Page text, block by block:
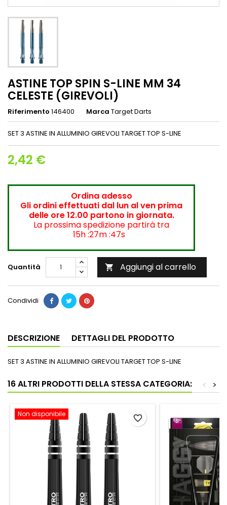
ASTINE TOP SPIN S-LINE MM 34
CELESTE (GIREVOLI)
Riferimento 146400 Marca Target Darts
SET 3 ASTINE IN ALLUMINIO GIREVOLI TARGET TOP S-LINE
2,42 €
Ordina adesso
Gli ordini effettuati dal lun al ven prima
delle ore 12.00 partono in giornata.
La prossima spedizione partirà tra
15h :27m :47s
Quantità  Aggiungi al carrello
Condividi
DESCRIZIONE DETTAGLI DEL PRODOTTO
SET 3 ASTINE IN ALLUMINIO GIREVOLI TARGET TOP S-LINE
16 ALTRI PRODOTTI DELLA STESSA CATEGORIA: >
<
Non disponibile favorite_border